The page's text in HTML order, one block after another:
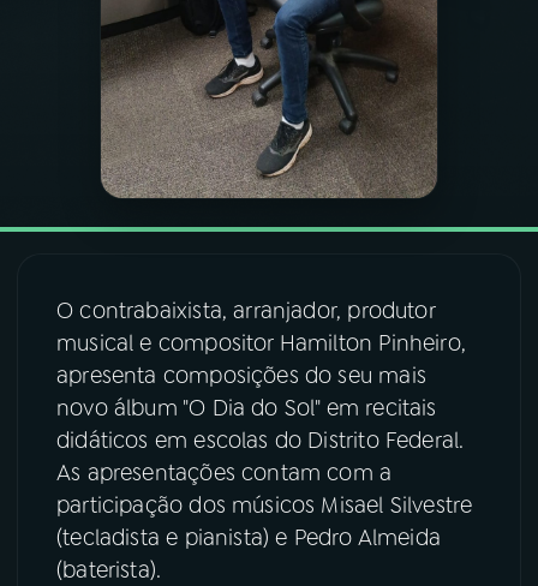
FESTIVAL DE MÚSICA
ACOMPANHE A RÁDIO NACIONAL
YouTube Facebook
TikTok
O contrabaixista, arranjador, produtor
musical e compositor Hamilton Pinheiro,
apresenta composições do seu mais
novo álbum "O Dia do Sol" em recitais
didáticos em escolas do Distrito Federal.
As apresentações contam com a
participação dos músicos Misael Silvestre
(tecladista e pianista) e Pedro Almeida
(baterista).